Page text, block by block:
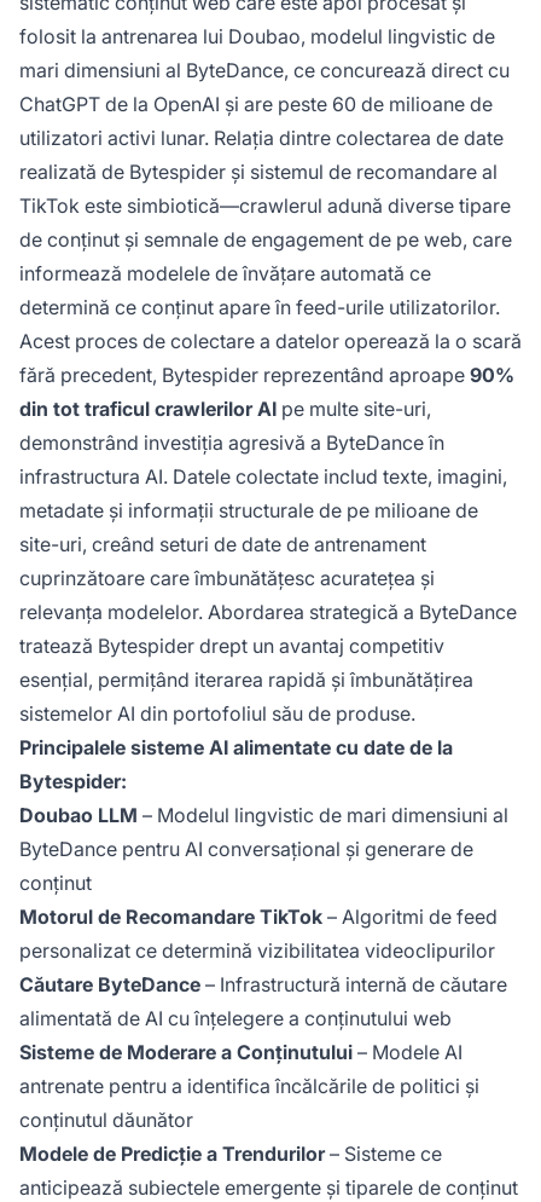
folosit la antrenarea lui Doubao, modelul lingvistic de
mari dimensiuni al ByteDance, ce concurează direct cu
ChatGPT de la OpenAI și are peste 60 de milioane de
utilizatori activi lunar. Relația dintre colectarea de date
realizată de Bytespider și sistemul de recomandare al
TikTok este simbiotică—crawlerul adună diverse tipare
de conținut și semnale de engagement de pe web, care
informează modelele de învățare automată ce
determină ce conținut apare în feed-urile utilizatorilor.
Acest proces de colectare a datelor operează la o scară
fără precedent, Bytespider reprezentând aproape 90%
din tot traficul crawlerilor AI pe multe site-uri,
demonstrând investiția agresivă a ByteDance în
infrastructura AI. Datele colectate includ texte, imagini,
metadate și informații structurale de pe milioane de
site-uri, creând seturi de date de antrenament
cuprinzătoare care îmbunătățesc acuratețea și
relevanța modelelor. Abordarea strategică a ByteDance
tratează Bytespider drept un avantaj competitiv
esențial, permițând iterarea rapidă și îmbunătățirea
sistemelor AI din portofoliul său de produse.
Principalele sisteme AI alimentate cu date de la
Bytespider:
Doubao LLM – Modelul lingvistic de mari dimensiuni al
ByteDance pentru AI conversațional și generare de
conținut
Motorul de Recomandare TikTok – Algoritmi de feed
personalizat ce determină vizibilitatea videoclipurilor
Căutare ByteDance – Infrastructură internă de căutare
alimentată de AI cu înțelegere a conținutului web
Sisteme de Moderare a Conținutului – Modele AI
antrenate pentru a identifica încălcările de politici și
conținutul dăunător
Modele de Predicție a Trendurilor– Sisteme ce
anticipează subiectele emergente și tiparele de conținut